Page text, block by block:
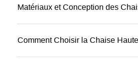
Matériaux et Conception des
Comment Choisir la Chaise